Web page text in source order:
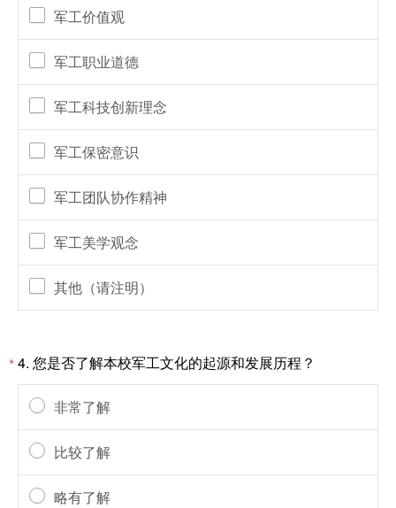
军工价值观
军工职业道德
军工科技创新理念
军工保密意识
军工团队协作精神
军工美学观念
其他（请注明）
*4. 您是否了解本校军工文化的起源和发展历程？
非常了解
比较了解
略有了解